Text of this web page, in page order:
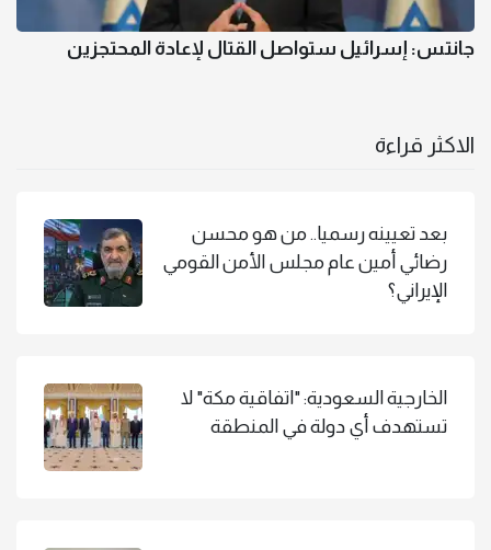
جانتس: إسرائيل ستواصل القتال لإعادة المحتجزين
الاكثر قراءة
بعد تعيينه رسميا.. من هو محسن
رضائي أمين عام مجلس الأمن القومي
الإيراني؟
الخارجية السعودية: "اتفاقية مكة" لا
تستهدف أي دولة في المنطقة